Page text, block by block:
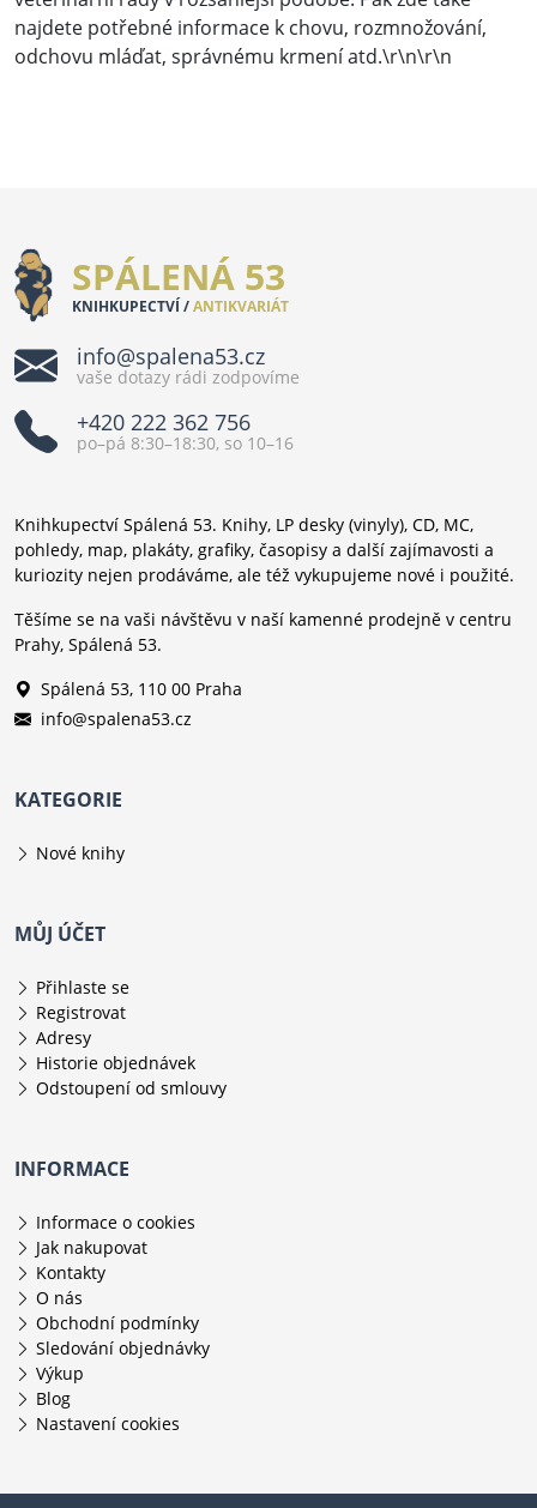
najdete potřebné informace k chovu, rozmnožování,
odchovu mláďat, správnému krmení atd.\r\n\r\n
SPÁLENÁ 53
KNIHKUPECTVÍ /ANTIKVARIÁT
info@spalena53.cz
vaše dotazy rádi zodpovíme
+420 222 362 756
po–pá 8:30–18:30, so 10–16
Knihkupectví Spálená 53. Knihy, LP desky (vinyly), CD, MC,
pohledy, map, plakáty, grafiky, časopisy a další zajímavosti a
kuriozity nejen prodáváme, ale též vykupujeme nové i použité.
Těšíme se na vaši návštěvu v naší kamenné prodejně v centru
Prahy, Spálená 53.
Spálená 53, 110 00 Praha
info@spalena53.cz
KATEGORIE
Nové knihy
MŮJ ÚČET
Přihlaste se
Registrovat
Adresy
Historie objednávek
Odstoupení od smlouvy
INFORMACE
Informace o cookies
Jak nakupovat
Kontakty
O nás
Obchodní podmínky
Sledování objednávky
Výkup
Blog
Nastavení cookies